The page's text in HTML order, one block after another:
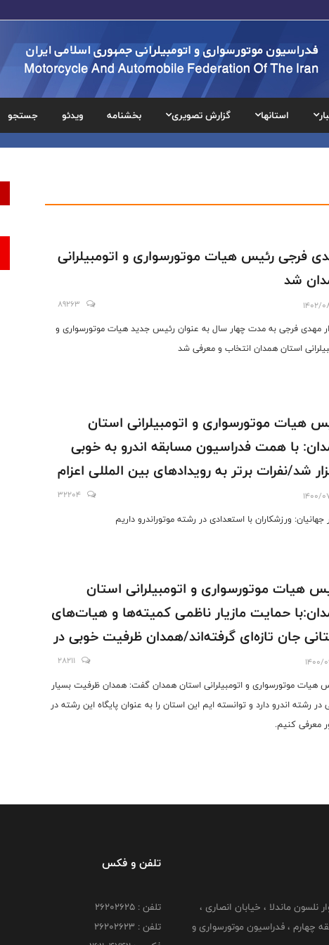
استانها گزارش تصویری بخشنامه ویدئو جستجو
فرجی رئیس هیات موتورسواری و اتومبیلرانی
شد
1402/
89263
مهدی فرجی به مدت چهار سال به عنوان رئیس جدید هیات موتورسواری و
استان همدان انتخاب و معرفی شد
هیات موتورسواری و اتومبیلرانی استان
با همت فدراسیون مسابقه اندرو به خوبی
شد/نفرات برتر به رویدادهای بین المللی اعزام
1400/
32204
جهانیان: ورزشکاران با استعدادی در رشته موتوراندرو داریم
هیات موتورسواری و اتومبیلرانی استان
حمایت مازیار ناظمی کمیته‌ها و هیات‌های
جان تازه‌ای گرفته‌اند/همدان ظرفیت خوبی در
اندرو دارد
1400/
28211
هیات موتورسواری و اتومبیلرانی استان همدان گفت: همدان ظرفیت بسیار
در رشته اندرو دارد و توانسته ایم این استان را به عنوان پایگاه این رشته در
معرفی کنیم.
نلسون ماندلا ، خیابان انصاری ،
۶ طبقه چهارم ، فدراسیون موتورسواری و
تلفن و فکس
تلفن : ۲۶۲۰۲۶۲۵
تلفن : ۲۶۲۰۲۶۲۳